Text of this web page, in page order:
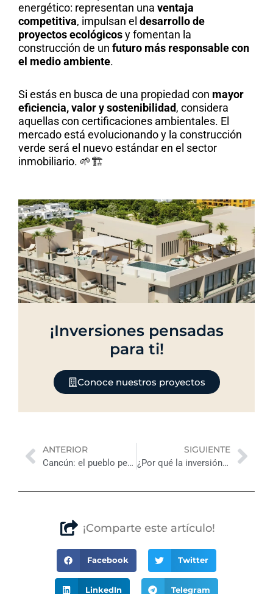
energético: representan una ventaja
competitiva, impulsan el desarrollo de
proyectos ecológicosy fomentan la
construcción de un futuro más responsable con
el medio ambiente.
Si estás en busca de una propiedad con mayor
eficiencia, valor y sostenibilidad, considera
aquellas con certificaciones ambientales. El
mercado está evolucionando y la construcción
verde será el nuevo estándar en el sector
inmobiliario. 🌱🏗️
¡Inversiones pensadas
para ti!
Conoce nuestros proyectos
Previo
ANTERIOR
Cancún: el pueblo pesquero mexicano que se convirtió en uno de los destinos de fiesta más populares del mundo
SIGUIENTE
¿Por qué la inversión inmobiliaria en Tulum sigue siendo una de las mejores opciones en 2026?
¡Comparte este artículo!
Facebook Twitter
LinkedIn Telegram